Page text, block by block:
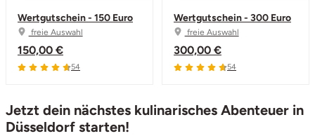
Wertgutschein - 150 Euro
freie Auswahl
150,00 €
4.7 von 5
54
Wertgutschein - 300 Euro
freie Auswahl
300,00 €
4.7 von 5
54
Jetzt dein nächstes kulinarisches Abenteuer in
Düsseldorf starten!